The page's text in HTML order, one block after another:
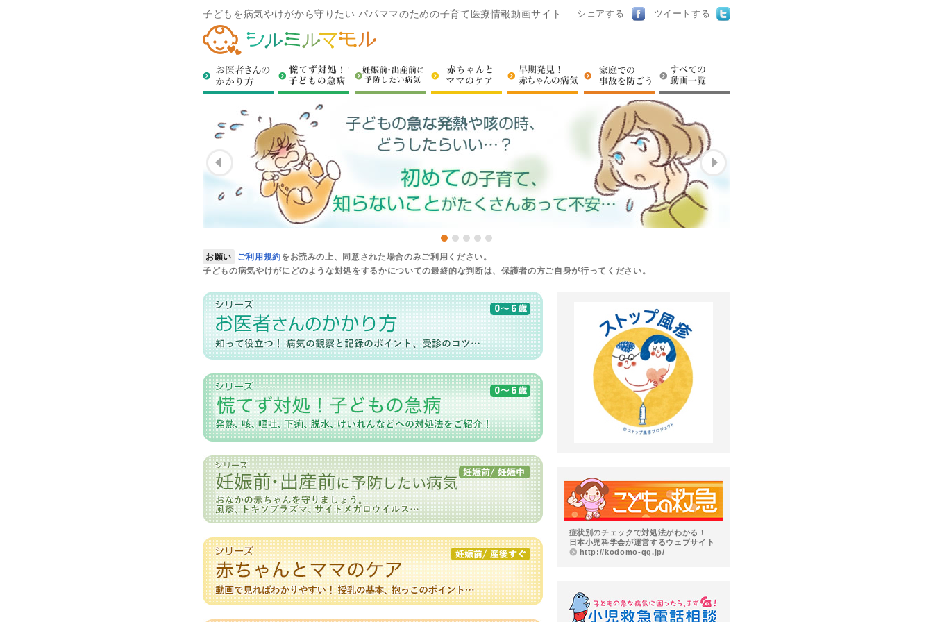
子どもを病気やけがから守りたい パパママのための子育て医療情報動画サイト
お医者さんのかかり方慌てず対処！子どもの急病妊娠前・出産前に予防したい病気
赤ちゃんとママのケア早期発見! 赤ちゃんの病気家庭での事故を防ごう
シェアする ツイートする
お願い ご利用規約をお読みの上、同意された場合のみご利用ください。
子どもの病気やけがにどのような対処をするかについての最終的な判断は、保護者の方ご自身が行ってください。
症状別のチェックで対処法がわかる！
日本小児科学会が運営するウェブサイト
http://kodomo-qq.jp/